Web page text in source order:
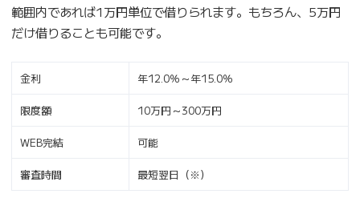
範囲内であれば1万円単位で借りられます。もちろん、5万円
だけ借りることも可能です。
金利 年12.0％～年15.0％
限度額 10万円～300万円
WEB完結 可能
審査時間 最短翌日（※）